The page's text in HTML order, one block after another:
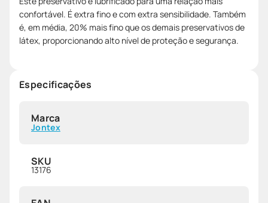
confortável. É extra fino e com extra sensibilidade. Também
é, em média, 20% mais fino que os demais preservativos de
látex, proporcionando alto nível de proteção e segurança.
Especificações
Marca
Jontex
SKU
13176